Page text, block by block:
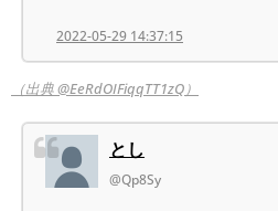
2022-05-29 14:37:15
（出典 @EeRdOIFiqqTT1zQ）
とし
@Qp8Sy